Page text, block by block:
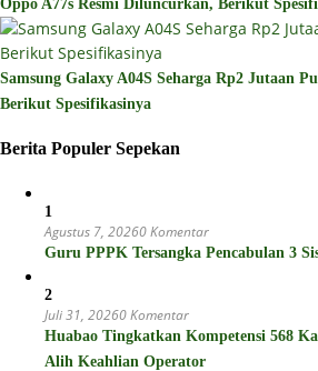
Oppo A77s Resmi Diluncurkan, Berikut
Samsung Galaxy A04S Seharga Rp2 Jutaan
Berikut Spesifikasinya
Berita Populer Sepekan
1
Agustus 7, 20260 Komentar
Guru PPPK Tersangka Pencabulan 3
2
Juli 31, 20260 Komentar
Huabao Tingkatkan Kompetensi 568
Alih Keahlian Operator